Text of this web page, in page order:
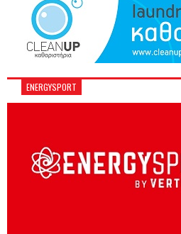
ENERGYSPORT